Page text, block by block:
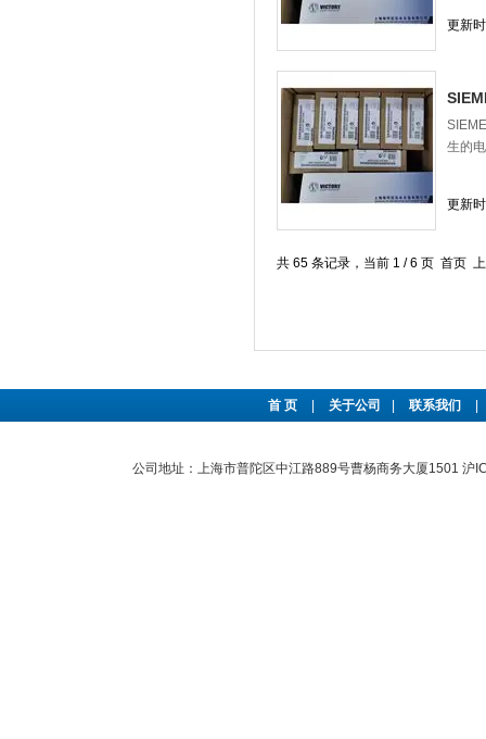
更新
生的
更新
共 65 条记录，当前 1 / 6 页 首页
首 页 关于公司 联系我们
公司地址：上海市普陀区中江路889号曹杨商务大厦1501 沪